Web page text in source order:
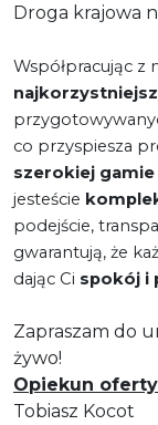
Droga krajowa
Współpracując
co przyspiesza
szerokiej
jesteście
podejście,
gwarantują, że
dając Ci spokój i
Zapraszam do
żywo!
Opiekun
Tobiasz Kocot